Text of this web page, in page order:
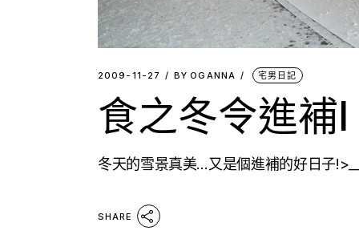
2009-11-27 BY OGANNA 宅男日記
食之冬令進補I
冬天的雪景真美…又是個進補的好日子
SHARE